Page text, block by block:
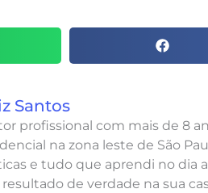
Santos
profissional com mais de 8
na zona leste de São
e tudo que aprendi no dia
de verdade na sua